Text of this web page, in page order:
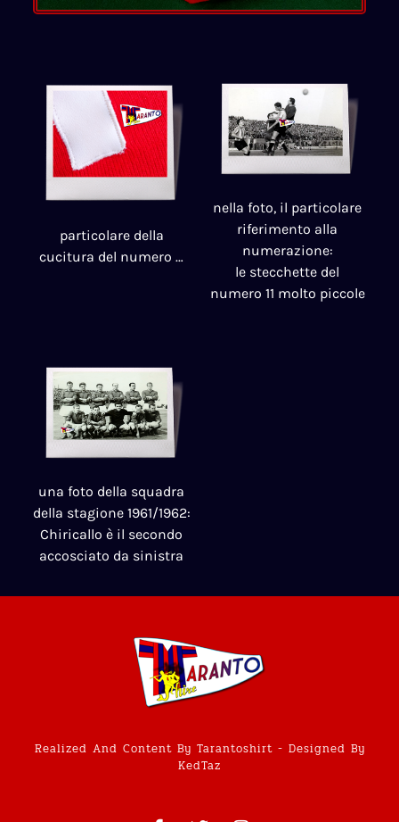
particolare della
cucitura del numero …
nella foto, il particolare
riferimento alla
numerazione:
le stecchette del
numero 11 molto piccole
una foto della squadra
della stagione 1961/1962:
Chiricallo è il secondo
accosciato da sinistra
Realized And Content By Tarantoshirt - Designed By
KedTaz